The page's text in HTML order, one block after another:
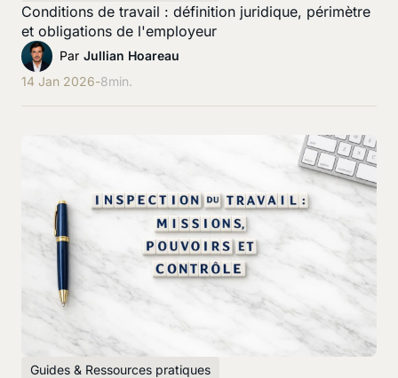
Conditions de travail : définition juridique, périmètre
et obligations de l'employeur
Par Jullian Hoareau
14 Jan 2026-8min.
Guides & Ressources pratiques